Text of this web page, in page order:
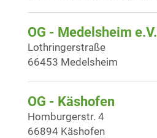
OG - Medelsheim e.V.
Lothringerstraße
66453 Medelsheim
OG - Käshofen
Homburgerstr. 4
66894 Käshofen